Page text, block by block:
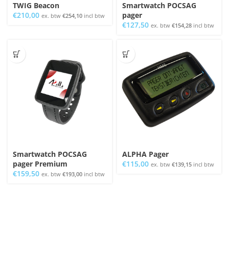
TWIG Beacon
€210,00 ex. btw €254,10 incl btw
Smartwatch POCSAG
pager
€127,50 ex. btw €154,28 incl btw
Smartwatch POCSAG
pager Premium
€159,50 ex. btw €193,00 incl btw
ALPHA Pager
€115,00 ex. btw €139,15 incl btw